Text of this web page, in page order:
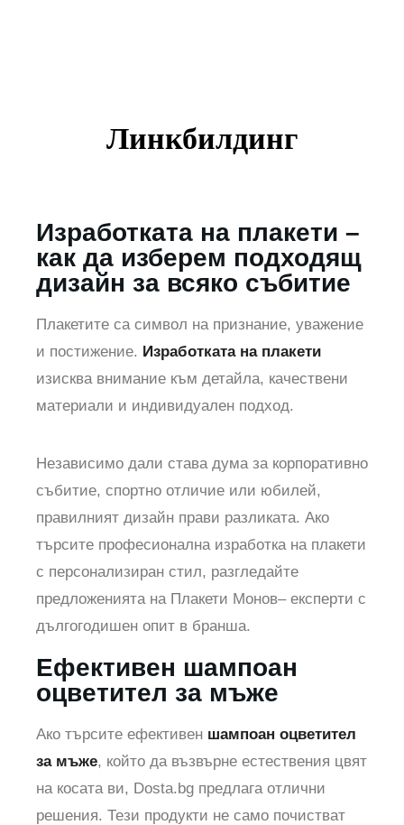
Линкбилдинг
Изработката на плакети –
как да изберем подходящ
дизайн за всяко събитие
Плакетите са символ на признание, уважение
и постижение. Изработката на плакети
изисква внимание към детайла, качествени
материали и индивидуален подход.
Независимо дали става дума за корпоративно
събитие, спортно отличие или юбилей,
правилният дизайн прави разликата. Ако
търсите професионална изработка на плакети
с персонализиран стил, разгледайте
предложенията на Плакети Монов– експерти с
дългогодишен опит в бранша.
Ефективен шампоан
оцветител за мъже
Ако търсите ефективен шампоан оцветител
за мъже, който да възвърне естествения цвят
на косата ви, Dosta.bg предлага отлични
решения. Тези продукти не само почистват